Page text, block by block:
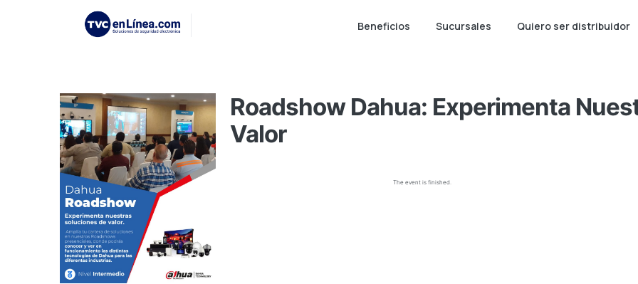
Beneficios Sucursales Quiero ser distribuidor
Roadshow Dahua: Experimenta
Valor
The event is finished.